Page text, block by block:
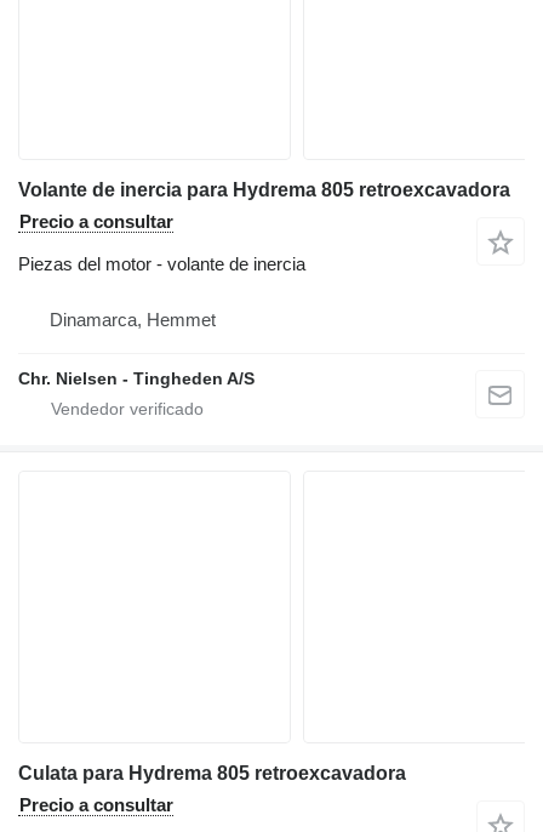
Volante de inercia para Hydrema 805 retroexcavadora
Precio a consultar
Piezas del motor - volante de inercia
Dinamarca, Hemmet
Chr. Nielsen - Tingheden A/S
Culata para Hydrema 805 retroexcavadora
Precio a consultar